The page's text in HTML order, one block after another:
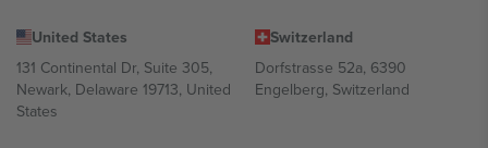
United States
131 Continental Dr, Suite 305,
Newark, Delaware 19713, United
States
Switzerland
Dorfstrasse 52a, 6390
Engelberg, Switzerland